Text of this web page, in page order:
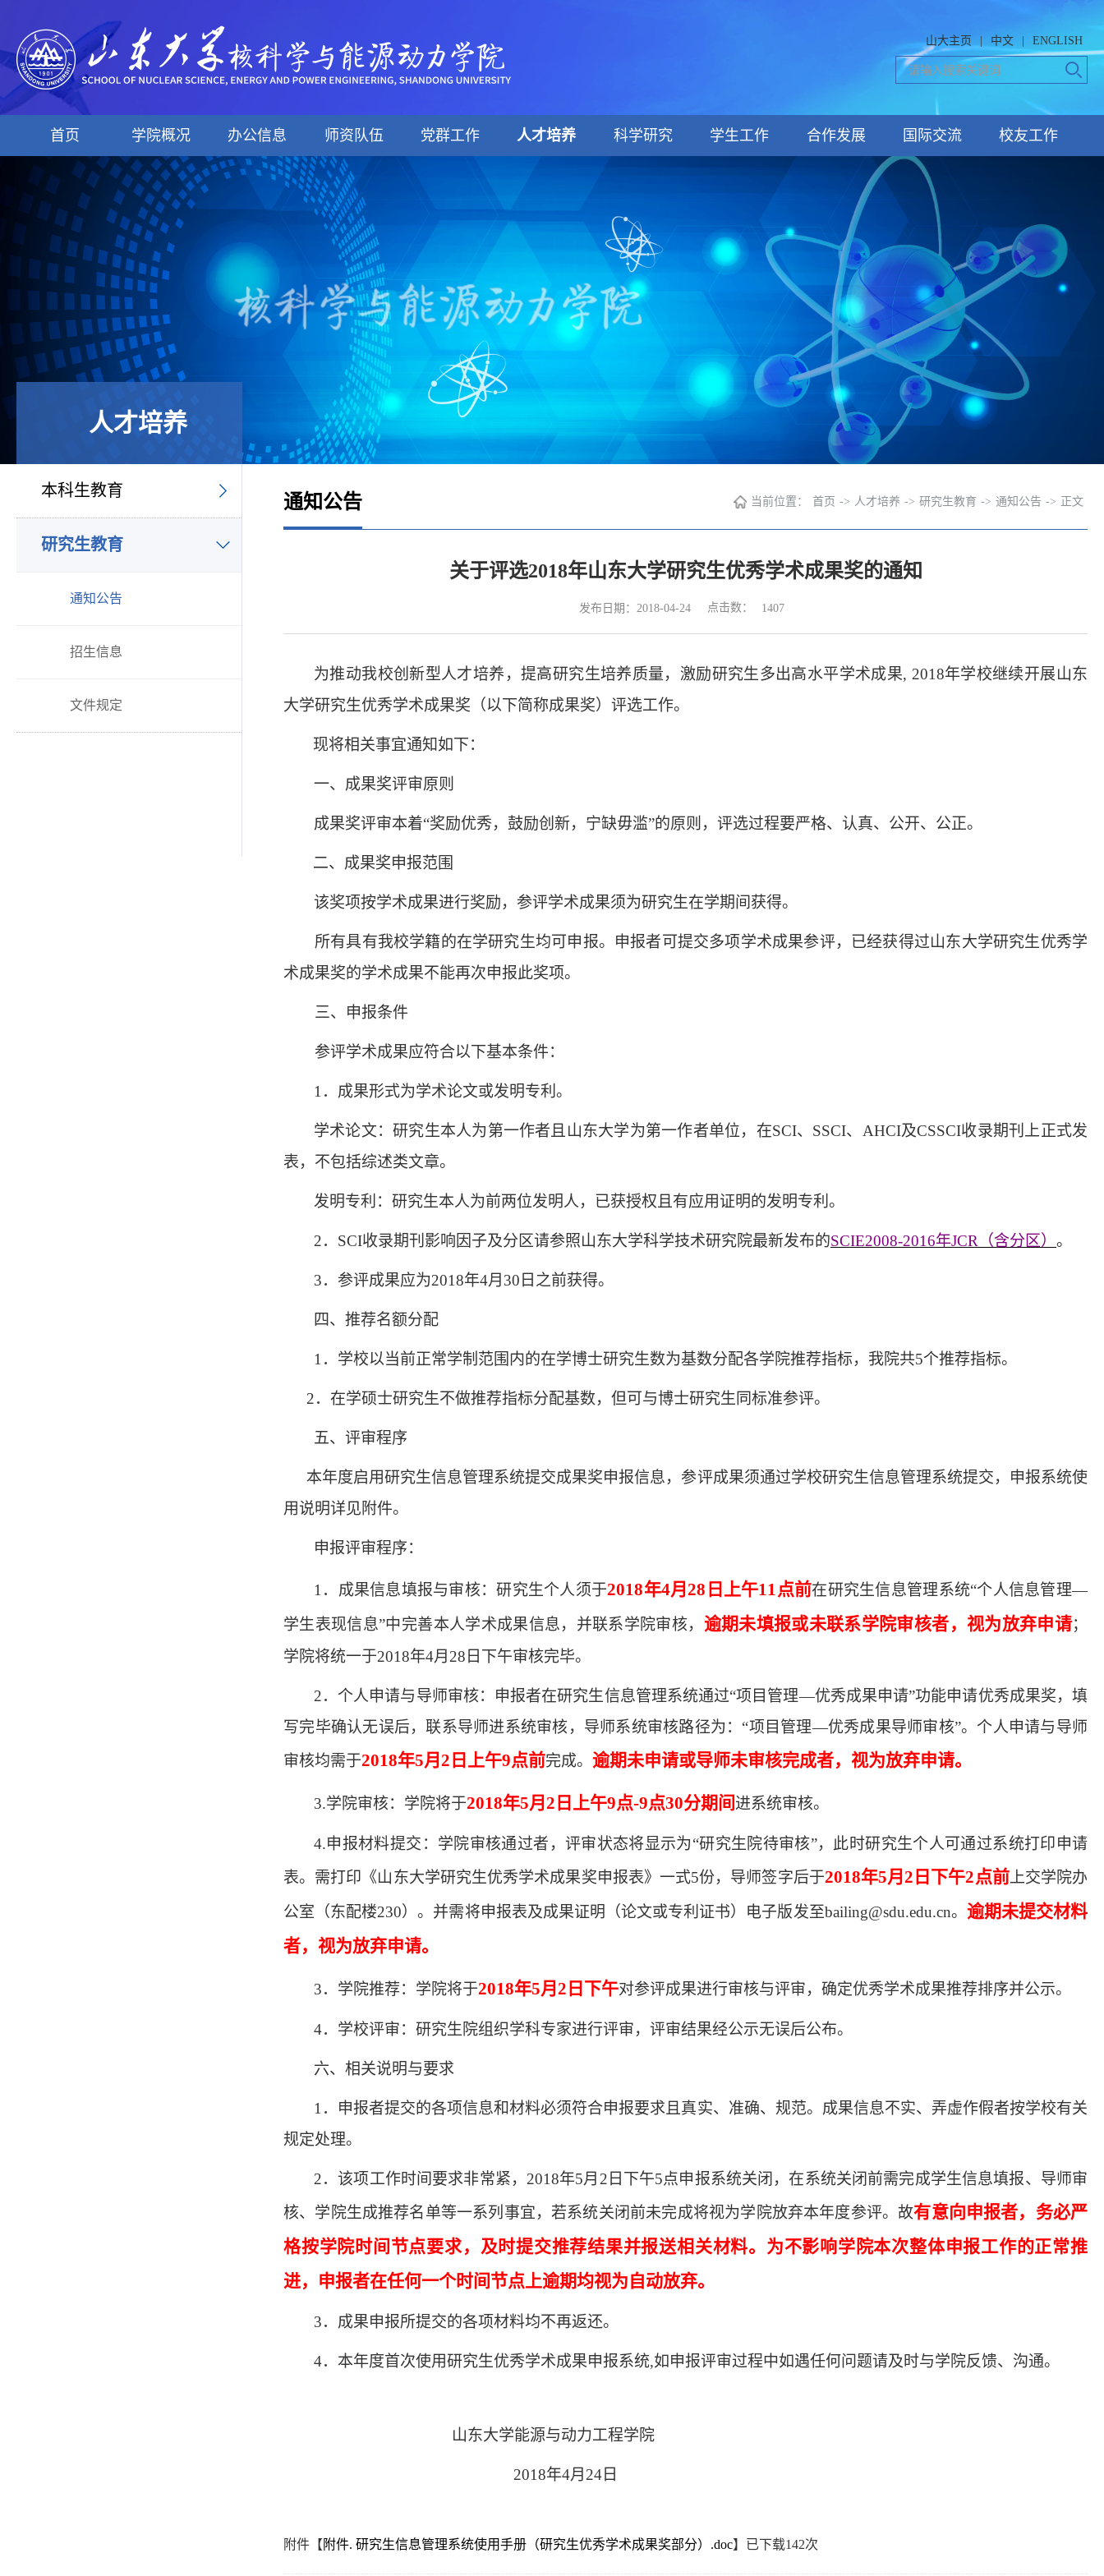
山大主页 中文 ENGLISH
首页 学院概况 办公信息 师资队伍 党群工作 人才培养 科学研究 学生工作 合作发展 国际交流 校友工作
人才培养
本科生教育
研究生教育
通知公告
招生信息
文件规定
通知公告 当前位置： 首页 -> 人才培养 -> 研究生教育 -> 通知公告 -> 正文
关于评选2018年山东大学研究生优秀学术成果奖的通知
发布日期：2018-04-24 点击数： 1407
为推动我校创新型人才培养，提高研究生培养质量，激励研究生多出高水平学术成果, 2018年学校继续开展山东
大学研究生优秀学术成果奖（以下简称成果奖）评选工作。
现将相关事宜通知如下：
一、成果奖评审原则
成果奖评审本着“奖励优秀，鼓励创新，宁缺毋滥”的原则，评选过程要严格、认真、公开、公正。
二、成果奖申报范围
该奖项按学术成果进行奖励，参评学术成果须为研究生在学期间获得。
所有具有我校学籍的在学研究生均可申报。申报者可提交多项学术成果参评，已经获得过山东大学研究生优秀学
术成果奖的学术成果不能再次申报此奖项。
三、申报条件
参评学术成果应符合以下基本条件：
1．成果形式为学术论文或发明专利。
学术论文：研究生本人为第一作者且山东大学为第一作者单位，在SCI、SSCI、AHCI及CSSCI收录期刊上正式发
表，不包括综述类文章。
发明专利：研究生本人为前两位发明人，已获授权且有应用证明的发明专利。
2．SCI收录期刊影响因子及分区请参照山东大学科学技术研究院最新发布的SCIE2008-2016年JCR（含分区） 。
3．参评成果应为2018年4月30日之前获得。
四、推荐名额分配
1．学校以当前正常学制范围内的在学博士研究生数为基数分配各学院推荐指标，我院共5个推荐指标。
2．在学硕士研究生不做推荐指标分配基数，但可与博士研究生同标准参评。
五、评审程序
本年度启用研究生信息管理系统提交成果奖申报信息，参评成果须通过学校研究生信息管理系统提交，申报系统使
用说明详见附件。
申报评审程序：
1．成果信息填报与审核：研究生个人须于2018年4月28日上午11点前在研究生信息管理系统“个人信息管理—
学生表现信息”中完善本人学术成果信息，并联系学院审核， 逾期未填报或未联系学院审核者，视为放弃申请；
学院将统一于2018年4月28日下午审核完毕。
2．个人申请与导师审核：申报者在研究生信息管理系统通过“项目管理—优秀成果申请”功能申请优秀成果奖，填
写完毕确认无误后，联系导师进系统审核，导师系统审核路径为：“项目管理—优秀成果导师审核”。个人申请与导师
审核均需于2018年5月2日上午9点前完成。 逾期未申请或导师未审核完成者，视为放弃申请。
3.学院审核：学院将于2018年5月2日上午9点-9点30分期间进系统审核。
4.申报材料提交：学院审核通过者，评审状态将显示为“研究生院待审核”，此时研究生个人可通过系统打印申请
表。需打印《山东大学研究生优秀学术成果奖申报表》一式5份，导师签字后于2018年5月2日下午2点前上交学院办
公室（东配楼230）。并需将申报表及成果证明（论文或专利证书）电子版发至bailing@sdu.edu.cn。 逾期未提交材料
者，视为放弃申请。
3．学院推荐：学院将于2018年5月2日下午对参评成果进行审核与评审，确定优秀学术成果推荐排序并公示。
4．学校评审：研究生院组织学科专家进行评审，评审结果经公示无误后公布。
六、相关说明与要求
1．申报者提交的各项信息和材料必须符合申报要求且真实、准确、规范。成果信息不实、弄虚作假者按学校有关
规定处理。
2．该项工作时间要求非常紧，2018年5月2日下午5点申报系统关闭，在系统关闭前需完成学生信息填报、导师审
核、学院生成推荐名单等一系列事宜，若系统关闭前未完成将视为学院放弃本年度参评。故有意向申报者，务必严
格按学院时间节点要求，及时提交推荐结果并报送相关材料。为不影响学院本次整体申报工作的正常推
进，申报者在任何一个时间节点上逾期均视为自动放弃。
3．成果申报所提交的各项材料均不再返还。
4．本年度首次使用研究生优秀学术成果申报系统,如申报评审过程中如遇任何问题请及时与学院反馈、沟通。
山东大学能源与动力工程学院
2018年4月24日
附件【 附件. 研究生信息管理系统使用手册（研究生优秀学术成果奖部分）.doc】已下载142次